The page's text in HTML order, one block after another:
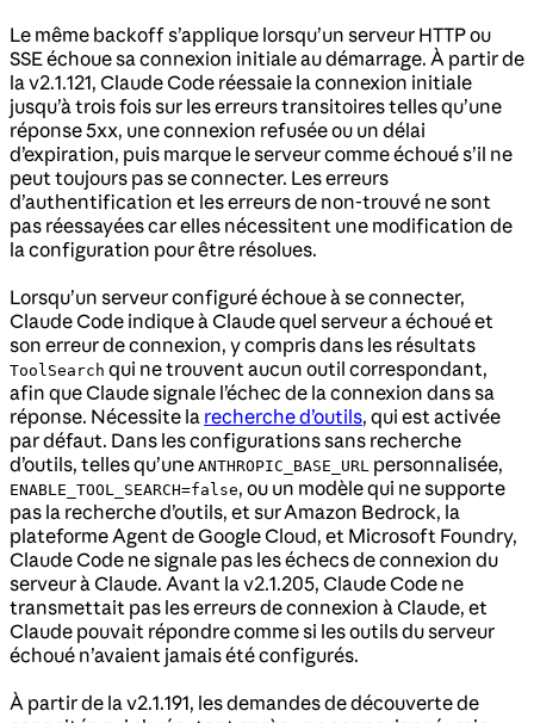
Le même backoff s’applique lorsqu’un serveur HTTP ou
SSE échoue sa connexion initiale au démarrage. À partir de
la v2.1.121, Claude Code réessaie la connexion initiale
jusqu’à trois fois sur les erreurs transitoires telles qu’une
réponse 5xx, une connexion refusée ou un délai
d’expiration, puis marque le serveur comme échoué s’il ne
peut toujours pas se connecter. Les erreurs
d’authentification et les erreurs de non-trouvé ne sont
pas réessayées car elles nécessitent une modification de
la configuration pour être résolues.
Lorsqu’un serveur configuré échoue à se connecter,
Claude Code indique à Claude quel serveur a échoué et
son erreur de connexion, y compris dans les résultats
ToolSearch qui ne trouvent aucun outil correspondant,
afin que Claude signale l’échec de la connexion dans sa
réponse. Nécessite la recherche d’outils, qui est activée
par défaut. Dans les configurations sans recherche
d’outils, telles qu’une ANTHROPIC_BASE_URL personnalisée,
ENABLE_TOOL_SEARCH=false, ou un modèle qui ne supporte
pas la recherche d’outils, et sur Amazon Bedrock, la
plateforme Agent de Google Cloud, et Microsoft Foundry,
Claude Code ne signale pas les échecs de connexion du
serveur à Claude. Avant la v2.1.205, Claude Code ne
transmettait pas les erreurs de connexion à Claude, et
Claude pouvait répondre comme si les outils du serveur
échoué n’avaient jamais été configurés.
À partir de la v2.1.191, les demandes de découverte de